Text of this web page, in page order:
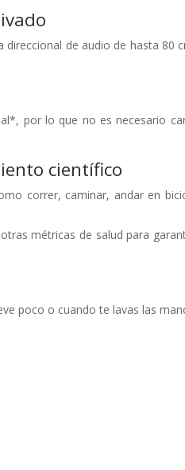
de audio de hasta 80
por lo que no es necesario
científico
correr, caminar, andar en
métricas de salud para
poco o cuando te lavas las